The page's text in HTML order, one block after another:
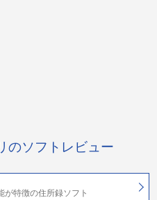
のソフトレビュー
が特徴の住所録ソフト